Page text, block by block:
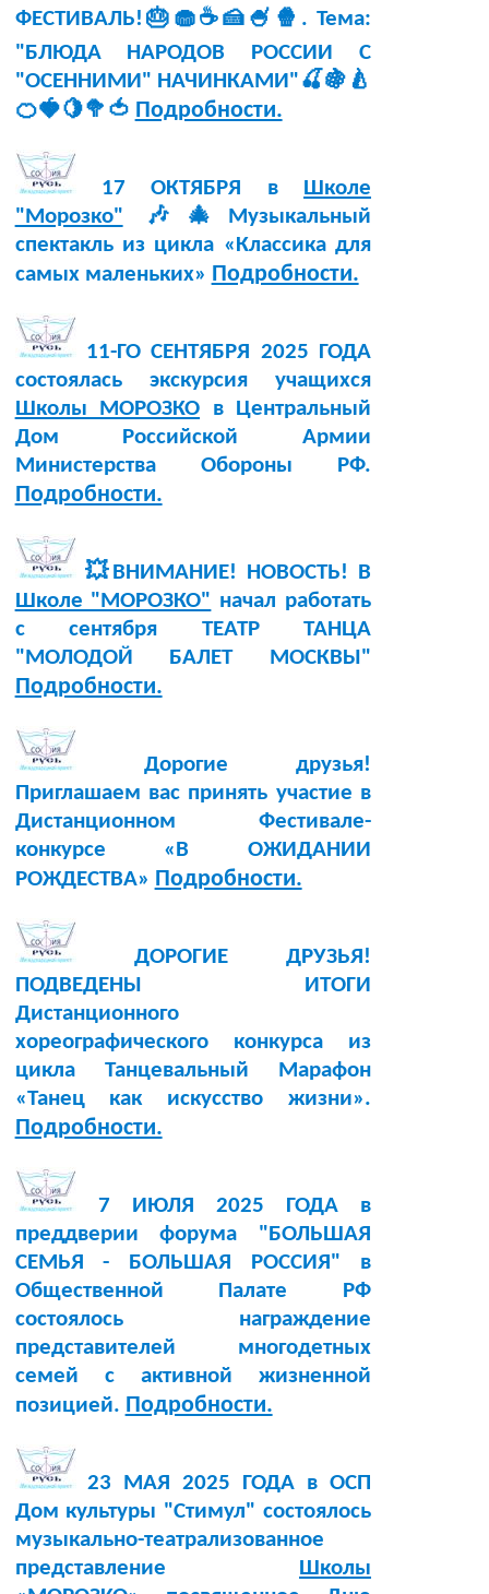
ФЕСТИВАЛЬ!🎂🧁☕🍰🍧🍿. Тема:
"БЛЮДА НАРОДОВ РОССИИ С
"ОСЕННИМИ" НАЧИНКАМИ"🍒🍇🍐
🍊🍓🍋🥦🍅 Подробности.
17 ОКТЯБРЯ в Школе
"Морозко" 🎶🎄Музыкальный
спектакль из цикла «Классика для
самых маленьких» Подробности.
11-ГО СЕНТЯБРЯ 2025 ГОДА
состоялась экскурсия учащихся
Школы МОРОЗКО в Центральный
Дом Российской Армии
Министерства Обороны РФ.
Подробности.
💥ВНИМАНИЕ! НОВОСТЬ! В
Школе "МОРОЗКО" начал работать
с сентября ТЕАТР ТАНЦА
"МОЛОДОЙ БАЛЕТ МОСКВЫ"
Подробности.
Дорогие друзья!
Приглашаем вас принять участие в
Дистанционном Фестивале-
конкурсе «В ОЖИДАНИИ
РОЖДЕСТВА» Подробности.
ДОРОГИЕ ДРУЗЬЯ!
ПОДВЕДЕНЫ ИТОГИ
Дистанционного
хореографического конкурса из
цикла Танцевальный Марафон
«Танец как искусство жизни».
Подробности.
7 ИЮЛЯ 2025 ГОДА в
преддверии форума "БОЛЬШАЯ
СЕМЬЯ - БОЛЬШАЯ РОССИЯ" в
Общественной Палате РФ
состоялось награждение
представителей многодетных
семей с активной жизненной
позицией. Подробности.
23 МАЯ 2025 ГОДА в ОСП
Дом культуры "Стимул" состоялось
музыкально-театрализованное
представление Школы